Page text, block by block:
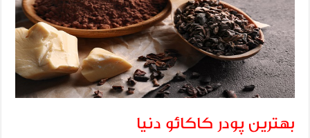
بهترین پودر کاکائو دنیا